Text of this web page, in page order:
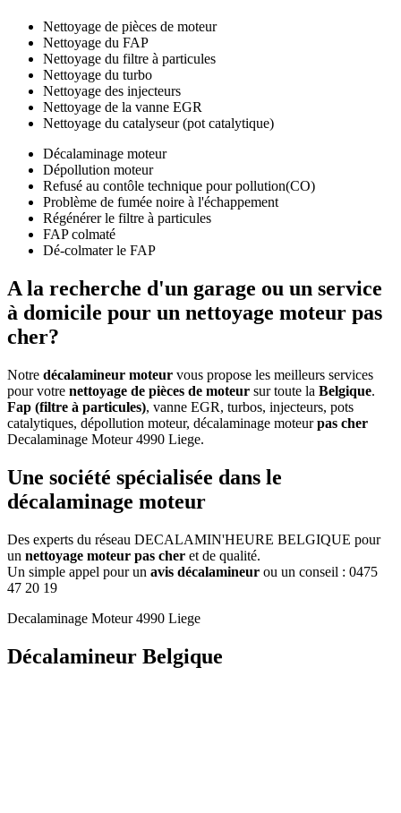
Nettoyage de pièces de moteur
Nettoyage du FAP
Nettoyage du filtre à particules
Nettoyage du turbo
Nettoyage des injecteurs
Nettoyage de la vanne EGR
Nettoyage du catalyseur (pot catalytique)
Décalaminage moteur
Dépollution moteur
Refusé au contôle technique pour pollution(CO)
Problème de fumée noire à l'échappement
Régénérer le filtre à particules
FAP colmaté
Dé-colmater le FAP
A la recherche d'un garage ou un service
à domicile pour un nettoyage moteur pas
cher?
Notre décalamineur moteur vous propose les meilleurs services
pour votre nettoyage de pièces de moteur sur toute la Belgique.
Fap (filtre à particules), vanne EGR, turbos, injecteurs, pots
catalytiques, dépollution moteur, décalaminage moteurpas cher
Decalaminage Moteur 4990 Liege.
Une société spécialisée dans le
décalaminage moteur
Des experts du réseau DECALAMIN'HEURE BELGIQUE pour
un nettoyage moteur pas cher et de qualité.
Un simple appel pour un avis décalamineur ou un conseil : 0475
47 20 19
Decalaminage Moteur 4990 Liege
Décalamineur Belgique